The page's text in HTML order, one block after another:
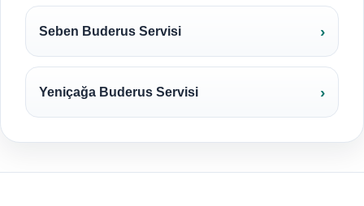
Seben Buderus Servisi
Yeniçağa Buderus Servisi